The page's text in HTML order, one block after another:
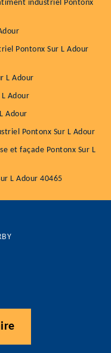
industriel Pontonx
Pontonx Sur L Adour
L Adour
Adour
Adour
Pontonx Sur L Adour
et façade Pontonx Sur L
L Adour 40465
Prix au m²
SAAS-ET-GOURBY